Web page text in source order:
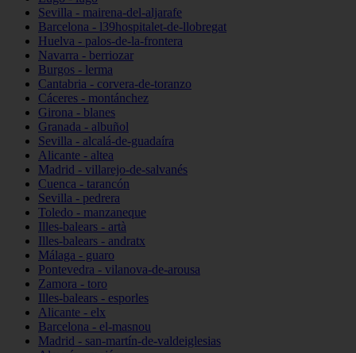
Sevilla - mairena-del-aljarafe
Barcelona - l39hospitalet-de-llobregat
Huelva - palos-de-la-frontera
Navarra - berriozar
Burgos - lerma
Cantabria - corvera-de-toranzo
Cáceres - montánchez
Girona - blanes
Granada - albuñol
Sevilla - alcalá-de-guadaíra
Alicante - altea
Madrid - villarejo-de-salvanés
Cuenca - tarancón
Sevilla - pedrera
Toledo - manzaneque
Illes-balears - artà
Illes-balears - andratx
Málaga - guaro
Pontevedra - vilanova-de-arousa
Zamora - toro
Illes-balears - esporles
Alicante - elx
Barcelona - el-masnou
Madrid - san-martín-de-valdeiglesias